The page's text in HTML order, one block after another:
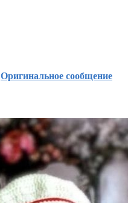
Оригинальное сообщение